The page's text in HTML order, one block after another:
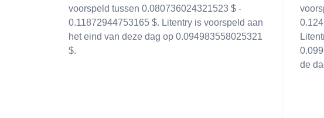
voorspeld tussen 0.080736024321523 $ -
0.11872944753165 $. Litentry is voorspeld aan
het eind van deze dag op 0.094983558025321
$.
de